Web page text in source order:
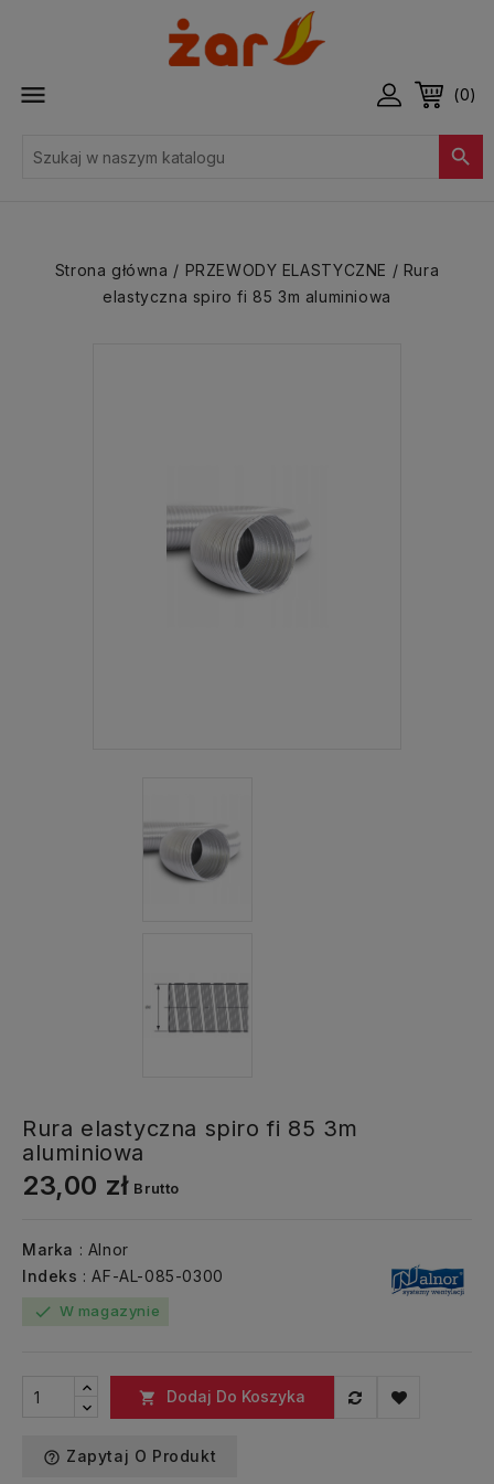
 (0)

Strona główna PRZEWODY ELASTYCZNE
Rura
elastyczna spiro fi 85 3m aluminiowa
Rura elastyczna spiro fi 85 3m
aluminiowa
23,00 zł Brutto
Marka : Alnor
Indeks : AF-AL-085-0300
check W magazynie
 Dodaj Do Koszyka
help_outline Zapytaj O Produkt